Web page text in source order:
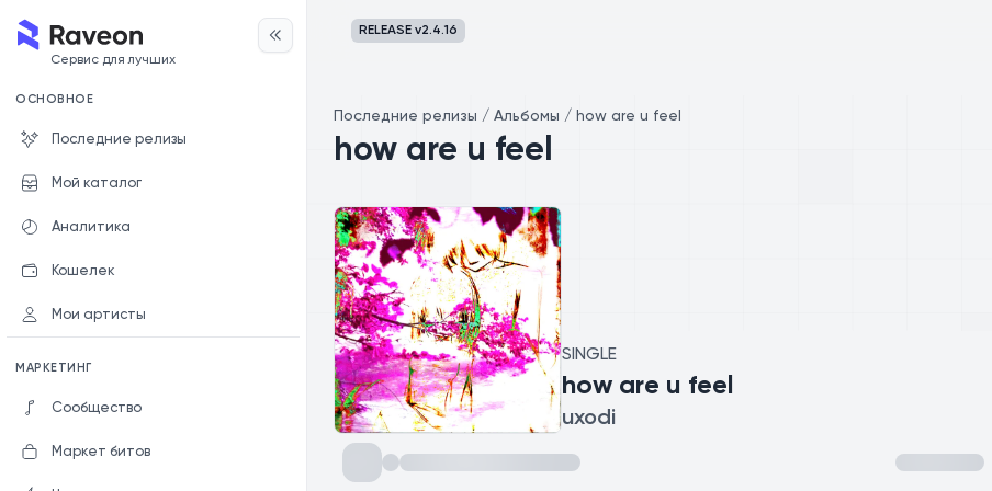
Сервис для лучших
ОСНОВНОЕ
Последние релизы
Мой каталог
Аналитика
Кошелек
Мои артисты
МАРКЕТИНГ
Сообщество
Маркет битов
RELEASE v2.4.16
Последние релизы / Альбомы / how are u feel
how are u feel
SINGLE
how are u feel
uxodi